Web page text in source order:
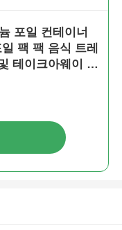
포일 컨테이너
팩 팩 음식 트레
테이크아웨이 포